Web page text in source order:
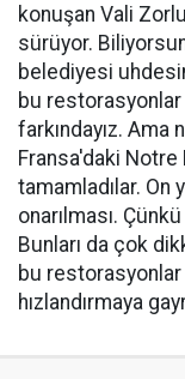
konuşan Vali
sürüyor.
belediyesi
bu restorasyonlar
farkındayız.
Fransa'daki Notre
tamamladılar. On
onarılması.
Bunları da çok
bu restorasyonlar
hızlandırmaya